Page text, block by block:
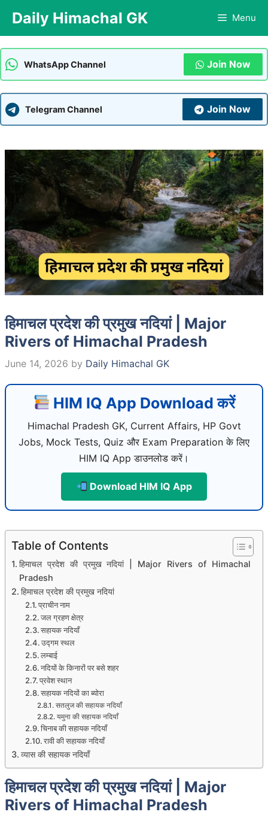
content
Daily Himachal GK Menu
WhatsApp Channel Join Now
Telegram Channel Join Now
हिमाचल प्रदेश की प्रमुख नदियां | Major
Rivers of Himachal Pradesh
June 14, 2026 by Daily Himachal GK
HIM IQ App Download करें
Himachal Pradesh GK, Current Affairs, HP Govt
Jobs, Mock Tests, Quiz और Exam Preparation के लिए
HIM IQ App डाउनलोड करें।
Download HIM IQ App
Table of Contents
हिमाचल प्रदेश की प्रमुख नदियां | Major Rivers of Himachal
Pradesh
हिमाचल प्रदेश की प्रमुख नदियां
प्राचीन नाम
जल ग्रहण क्षेत्र
सहायक नदियाँ
उद्गम स्थल
लम्बाई
नदियों के किनारों पर बसे शहर
प्रवेश स्थान
सहायक नदियों का ब्योरा
सतलुज की सहायक नदियाँ
यमुना की सहायक नदियाँ
चिनाब की सहायक नदियाँ
रावी की सहायक नदियाँ
व्यास की सहायक नदियाँ
हिमाचल प्रदेश की प्रमुख नदियां | Major
Rivers of Himachal Pradesh